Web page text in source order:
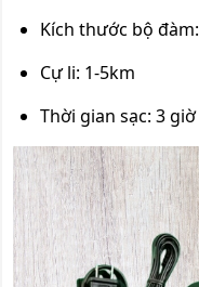
Kích thước bộ
Cự li: 1-5km
Thời gian sạc: 3 giờ